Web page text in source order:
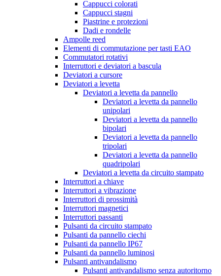
Cappucci colorati
Cappucci stagni
Piastrine e protezioni
Dadi e rondelle
Ampolle reed
Elementi di commutazione per tasti EAO
Commutatori rotativi
Interruttori e deviatori a bascula
Deviatori a cursore
Deviatori a levetta
Deviatori a levetta da pannello
Deviatori a levetta da pannello
unipolari
Deviatori a levetta da pannello
bipolari
Deviatori a levetta da pannello
tripolari
Deviatori a levetta da pannello
quadripolari
Deviatori a levetta da circuito stampato
Interruttori a chiave
Interruttori a vibrazione
Interruttori di prossimità
Interruttori magnetici
Interruttori passanti
Pulsanti da circuito stampato
Pulsanti da pannello ciechi
Pulsanti da pannello IP67
Pulsanti da pannello luminosi
Pulsanti antivandalismo
Pulsanti antivandalismo senza autoritorno